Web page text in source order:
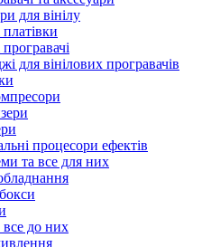
для вінілу
платівки
програвачі
для вінілових програвачів
процесори ефектів
та все для них
до них